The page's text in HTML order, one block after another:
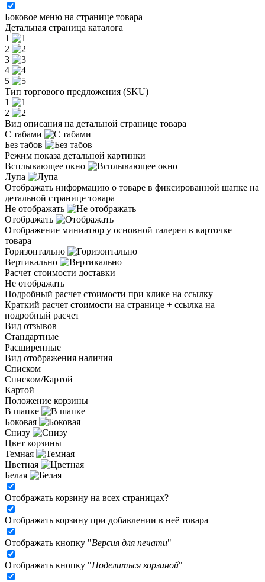
Боковое меню на странице товара
Детальная страница каталога
1
2
3
4
5
Тип торгового предложения (SKU)
1
2
Вид описания на детальной странице товара
С табами
Без табов
Режим показа детальной картинки
Всплывающее окно
Лупа
Отображать информацию о товаре в фиксированной шапке на
детальной странице товара
Не отображать
Отображать
Отображение миниатюр у основной галереи в карточке
товара
Горизонтально
Вертикально
Расчет стоимости доставки
Не отображать
Подробный расчет стоимости при клике на ссылку
Краткий расчет стоимости на странице + ссылка на
подробный расчет
Вид отзывов
Стандартные
Расширенные
Вид отображения наличия
Списком
Списком/Картой
Картой
Положение корзины
В шапке
Боковая
Снизу
Цвет корзины
Темная
Цветная
Белая
Отображать корзину на всех страницах?
Отображать корзину при добавлении в неё товара
Отображать кнопку "Версия для печати"
Отображать кнопку "Поделиться корзиной"